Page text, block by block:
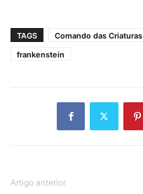
TAGS Comando das Criaturas
frankenstein
Artigo anterior